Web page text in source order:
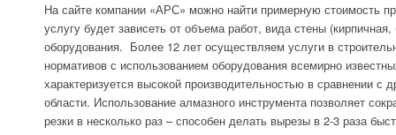
На сайте компании «АРС» можно найти примерную стоимость
услугу будет зависеть от объема работ, вида стены
оборудования. Более 12 лет осуществляем услуги в
нормативов с использованием оборудования всемирно
характеризуется высокой производительностью в сравнении с
области. Использование алмазного инструмента позволяет
резки в несколько раз ­– способен делать вырезы в 2-3 раза